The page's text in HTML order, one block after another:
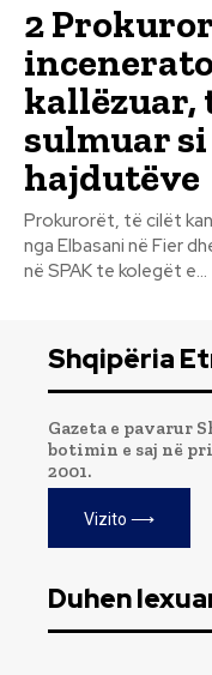
2
kallëzuar,
sulmuar
hajdutëve
Prokurorët, të cilët
nga Elbasani në Fier
në SPAK te kolegët e...
Shqipëria
Gazeta e pavarur
botimin e saj në
2001.
Vizito ⟶
Duhen